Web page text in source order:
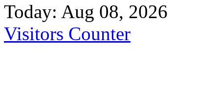
Today: Aug 08, 2026
Visitors Counter